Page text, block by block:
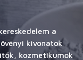
a
kivonatok
kozmetikumok